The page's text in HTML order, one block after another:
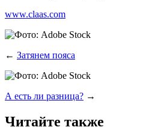
www.claas.com
← Затянем пояса
А есть ли разница? →
Читайте также